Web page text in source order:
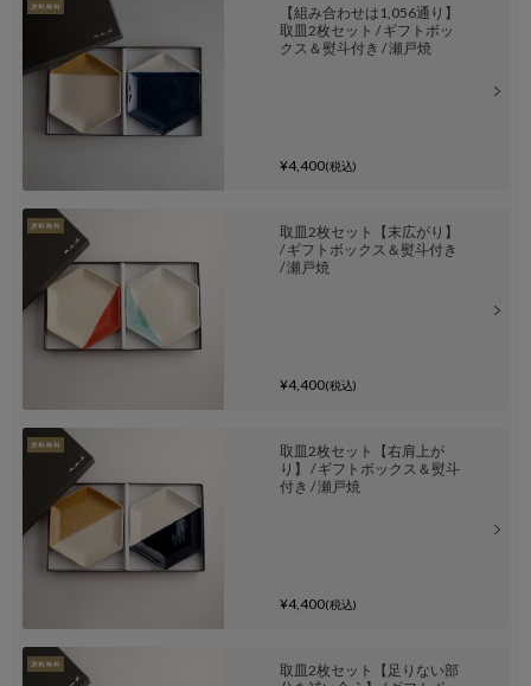
【組み合わせは1,056通り】
取皿2枚セット / ギフトボッ
クス＆熨斗付き / 瀬戸焼
¥4,400(税込)
取皿2枚セット【末広がり】
/ ギフトボックス＆熨斗付き
/ 瀬戸焼
¥4,400(税込)
取皿2枚セット【右肩上が
り】 / ギフトボックス＆熨斗
付き / 瀬戸焼
¥4,400(税込)
取皿2枚セット【足りない部